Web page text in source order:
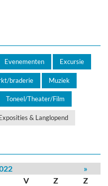
Evenementen Excursie
braderie Muziek
Toneel/Theater/Film
& Langlopend
»
V Z
Z